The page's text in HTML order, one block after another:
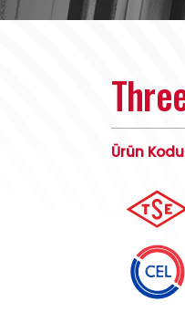
Ürün